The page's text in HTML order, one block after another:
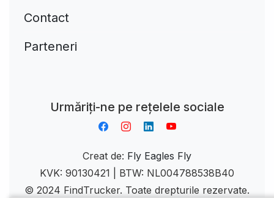
Contact
Parteneri
Urmăriți-ne pe rețelele sociale
Creat de: Fly Eagles Fly
KVK: 90130421 | BTW: NL004788538B40
© 2024 FindTrucker. Toate drepturile rezervate.